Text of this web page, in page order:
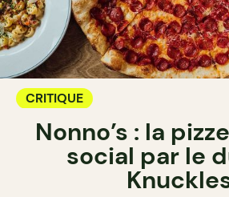
CRITIQUE
Nonno’s : la
social par le